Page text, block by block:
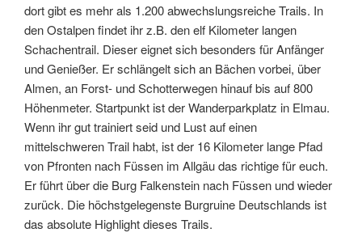
dort gibt es mehr als 1.200 abwechslungsreiche Trails. In
den Ostalpen findet ihr z.B. den elf Kilometer langen
Schachentrail. Dieser eignet sich besonders für Anfänger
und Genießer. Er schlängelt sich an Bächen vorbei, über
Almen, an Forst- und Schotterwegen hinauf bis auf 800
Höhenmeter. Startpunkt ist der Wanderparkplatz in Elmau.
Wenn ihr gut trainiert seid und Lust auf einen
mittelschweren Trail habt, ist der 16 Kilometer lange Pfad
von Pfronten nach Füssen im Allgäu das richtige für euch.
Er führt über die Burg Falkenstein nach Füssen und wieder
zurück. Die höchstgelegenste Burgruine Deutschlands ist
das absolute Highlight dieses Trails.